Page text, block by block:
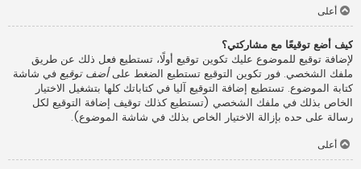
أعلى
كيف أضع توقيعًا مع مشاركتي؟
لإضافة توقيع للموضوع عليك تكوين توقيع أولًا، تستطيع فعل ذلك عن طريق
ملفك الشخصي. فور تكوين التوقيع تستطيع الضغط علىأضف توقيع في شاشة
كتابة الموضوع. تستطيع إضافة التوقيع آليا في كتاباتك كلها بتشغيل الاختيار
الخاص بذلك في ملفك الشخصي (تستطيع كذلك توقيف إضافة التوقيع لكل
رسالة على حده بإزالة الاختيار الخاص بذلك في شاشة الموضوع).
أعلى